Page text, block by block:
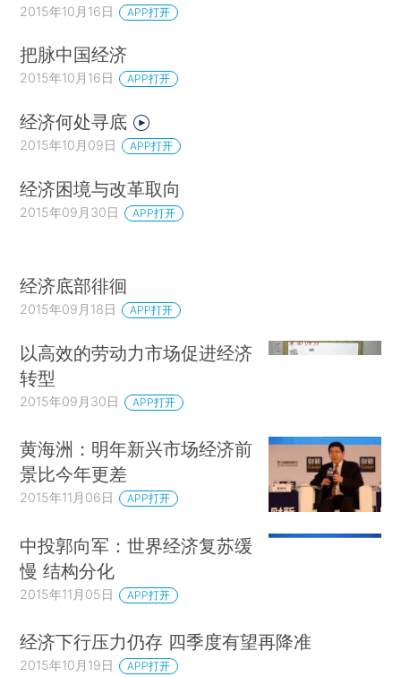
2015年10月16日 APP打开
把脉中国经济
2015年10月16日 APP打开
经济何处寻底
2015年10月09日 APP打开
经济困境与改革取向
2015年09月30日 APP打开
经济底部徘徊
2015年09月18日 APP打开
以高效的劳动力市场促进经济
转型
2015年09月30日 APP打开
黄海洲：明年新兴市场经济前
景比今年更差
2015年11月06日 APP打开
中投郭向军：世界经济复苏缓
慢 结构分化
2015年11月05日 APP打开
经济下行压力仍存 四季度有望再降准
2015年10月19日 APP打开